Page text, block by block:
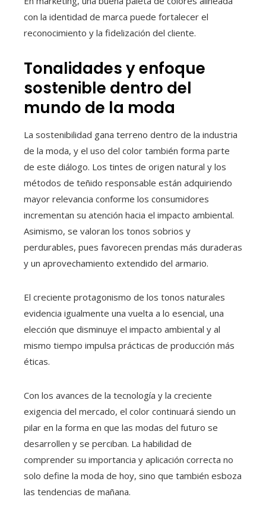
con la identidad de marca puede fortalecer el
reconocimiento y la fidelización del cliente.
Tonalidades y enfoque
sostenible dentro del
mundo de la moda
La sostenibilidad gana terreno dentro de la industria
de la moda, y el uso del color también forma parte
de este diálogo. Los tintes de origen natural y los
métodos de teñido responsable están adquiriendo
mayor relevancia conforme los consumidores
incrementan su atención hacia el impacto ambiental.
Asimismo, se valoran los tonos sobrios y
perdurables, pues favorecen prendas más duraderas
y un aprovechamiento extendido del armario.
El creciente protagonismo de los tonos naturales
evidencia igualmente una vuelta a lo esencial, una
elección que disminuye el impacto ambiental y al
mismo tiempo impulsa prácticas de producción más
éticas.
Con los avances de la tecnología y la creciente
exigencia del mercado, el color continuará siendo un
pilar en la forma en que las modas del futuro se
desarrollen y se perciban. La habilidad de
comprender su importancia y aplicación correcta no
solo define la moda de hoy, sino que también esboza
las tendencias de mañana.